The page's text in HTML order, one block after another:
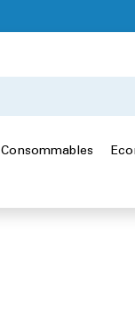
Consommables